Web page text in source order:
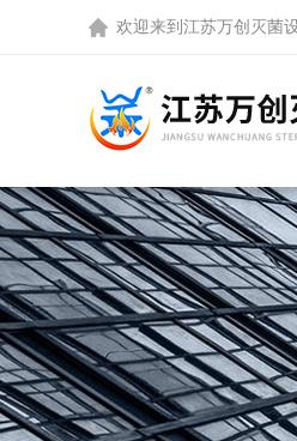
欢迎来到 江苏万创灭菌